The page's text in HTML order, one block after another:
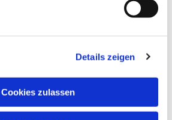
Details zeigen
Cookies zulassen